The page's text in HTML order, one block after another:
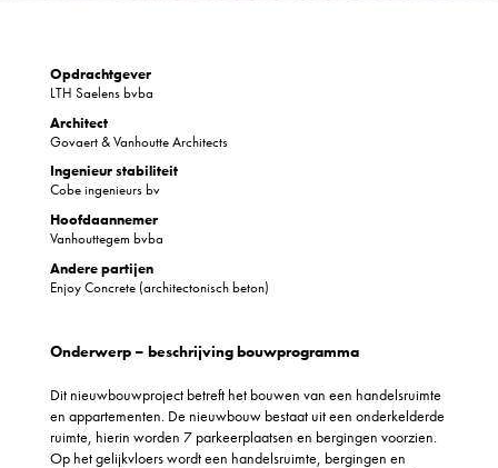
Opdrachtgever
LTH Saelens bvba
Architect
Govaert & Vanhoutte Architects
Ingenieur stabiliteit
Cobe ingenieurs bv
Hoofdaannemer
Vanhouttegem bvba
Andere partijen
Enjoy Concrete (architectonisch beton)
Onderwerp – beschrijving bouwprogramma
Dit nieuwbouwproject betreft het bouwen van een handelsruimte
en appartementen. De nieuwbouw bestaat uit een onderkelderde
ruimte, hierin worden 7 parkeerplaatsen en bergingen voorzien.
Op het gelijkvloers wordt een handelsruimte, bergingen en